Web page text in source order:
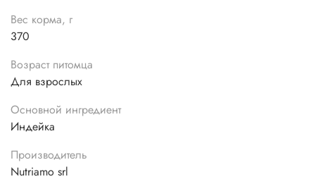
Вес корма, г
370
Возраст питомца
Для взрослых
Основной ингредиент
Индейка
Производитель
Nutriamo srl